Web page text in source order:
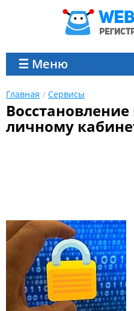
☰ Меню
Главная Сервисы
личному